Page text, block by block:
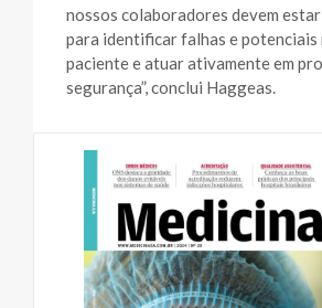
nossos colaboradores devem
para identificar falhas e potenciais
paciente e atuar ativamente em
segurança”, conclui Haggeas.